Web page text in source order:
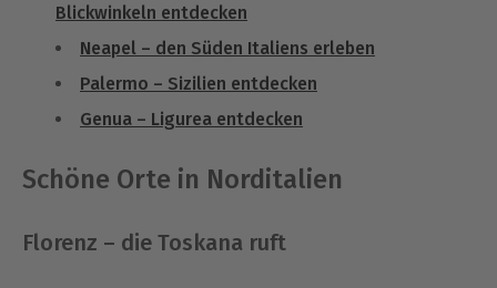
Blickwinkeln entdecken
Neapel – den Süden Italiens erleben
Palermo – Sizilien entdecken
Genua – Ligurea entdecken
Schöne Orte in Norditalien
Florenz – die Toskana ruft